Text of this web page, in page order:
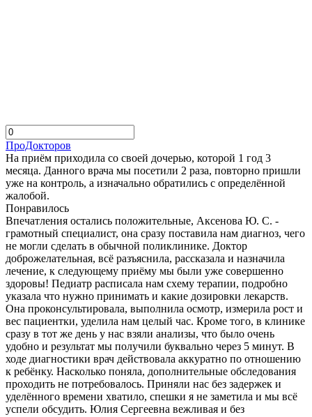
ПроДокторов
На приём приходила со своей дочерью, которой 1 год 3
месяца. Данного врача мы посетили 2 раза, повторно пришли
уже на контроль, а изначально обратились с определённой
жалобой.
Понравилось
Впечатления остались положительные, Аксенова Ю. С. -
грамотный специалист, она сразу поставила нам диагноз, чего
не могли сделать в обычной поликлинике. Доктор
доброжелательная, всё разъяснила, рассказала и назначила
лечение, к следующему приёму мы были уже совершенно
здоровы! Педиатр расписала нам схему терапии, подробно
указала что нужно принимать и какие дозировки лекарств.
Она проконсультировала, выполнила осмотр, измерила рост и
вес пациентки, уделила нам целый час. Кроме того, в клинике
сразу в тот же день у нас взяли анализы, что было очень
удобно и результат мы получили буквально через 5 минут. В
ходе диагностики врач действовала аккуратно по отношению
к ребёнку. Насколько поняла, дополнительные обследования
проходить не потребовалось. Приняли нас без задержек и
уделённого времени хватило, спешки я не заметила и мы всё
успели обсудить. Юлия Сергеевна вежливая и без